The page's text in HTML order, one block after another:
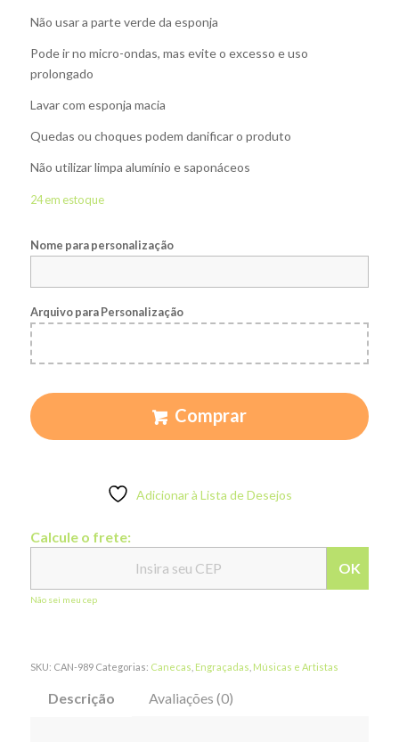
Não usar a parte verde da esponja
Pode ir no micro-ondas, mas evite o excesso e uso
prolongado
Lavar com esponja macia
Quedas ou choques podem danificar o produto
Não utilizar limpa alumínio e saponáceos
24 em estoque
Nome para personalização
Arquivo para Personalização
Comprar
Adicionar à Lista de Desejos
Calcule o frete:
OK
Não sei meu cep
SKU: CAN-989 Categorias: Canecas Engraçadas Músicas e Artistas
Descrição Avaliações (0)